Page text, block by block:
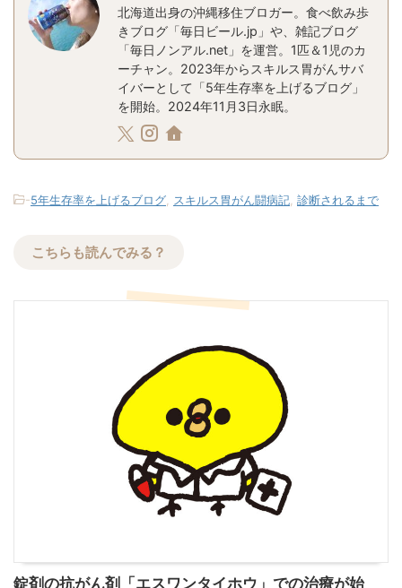
北海道出身の沖縄移住ブロガー。食べ飲み歩
きブログ「毎日ビール.jp」や、雑記ブログ
「毎日ノンアル.net」を運営。1匹＆1児のカ
ーチャン。2023年からスキルス胃がんサバ
イバーとして「5年生存率を上げるブログ」
を開始。2024年11月3日永眠。
-5年生存率を上げるブログ スキルス胃がん闘病記 診断されるまで
こちらも読んでみる？
錠剤の抗がん剤「エスワンタイホウ」での治療が始